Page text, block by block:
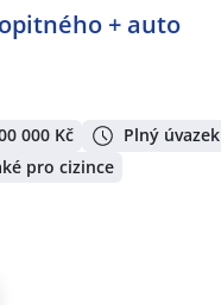
+ auto
000 Kč
Plný úvazek
pro cizince